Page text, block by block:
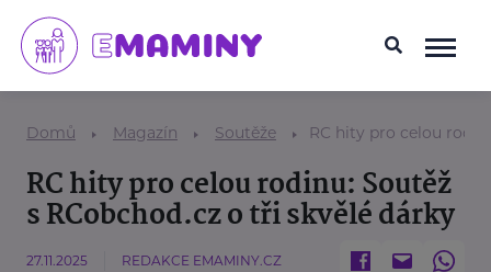
Domů Magazín Soutěže RC hity pro celou
RC hity pro celou rodinu: Soutěž
s RCobchod.cz o tři skvělé dárky
27.11.2025 REDAKCE EMAMINY.CZ